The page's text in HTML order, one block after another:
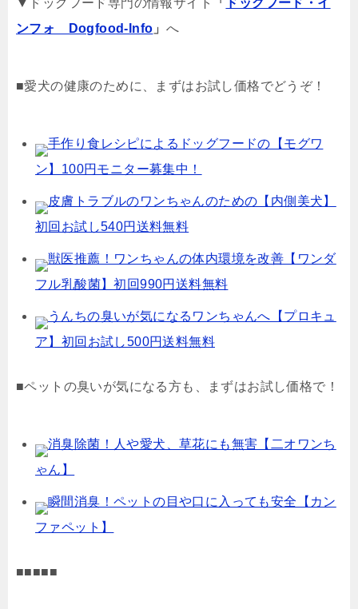
▼ドッグフード専門の情報サイト 「
ドッグフード・イ
ンフォ Dogfood-Info 」 へ
■愛犬の健康のために、まずはお試し価格でどうぞ！
手作り食レシピによるドッグフードの【モグワ
ン】100円モニター募集中！
皮膚トラブルのワンちゃんのための【内側美犬】
初回お試し540円送料無料
獣医推薦！ワンちゃんの体内環境を改善【ワンダ
フル乳酸菌】初回990円送料無料
うんちの臭いが気になるワンちゃんへ【プロキュ
ア】初回お試し500円送料無料
■ペットの臭いが気になる方も、まずはお試し価格で！
消臭除菌！人や愛犬、草花にも無害【二オワンち
ゃん】
瞬間消臭！ペットの目や口に入っても安全【カン
ファペット】
■■■■■